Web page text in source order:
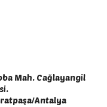
Mah. Cağlayangil
Antalya